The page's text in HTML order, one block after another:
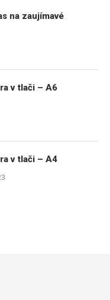
na zaujímavé
v tlači – A6
v tlači – A4